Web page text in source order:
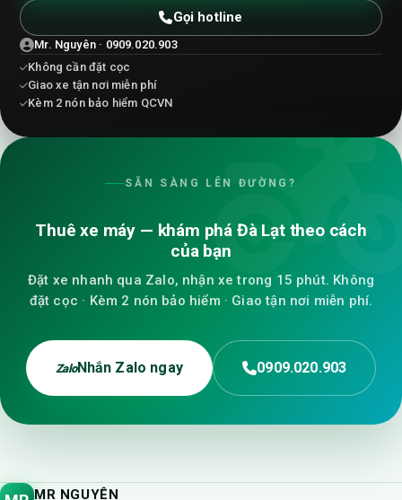
Gọi hotline
Mr. Nguyên · 0909.020.903
Không cần đặt cọc
Giao xe tận nơi miễn phí
Kèm 2 nón bảo hiểm QCVN
SẴN SÀNG LÊN ĐƯỜNG?
Thuê xe máy — khám phá Đà Lạt theo cách
của bạn
Đặt xe nhanh qua Zalo, nhận xe trong 15 phút. Không
đặt cọc · Kèm 2 nón bảo hiểm · Giao tận nơi miễn phí.
ZaloNhắn Zalo ngay 0909.020.903
MR NGUYÊN